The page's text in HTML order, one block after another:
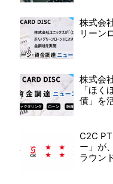
株式会
リーン
株式会
「ほ
債」を
C2C
ー」が
ラウン